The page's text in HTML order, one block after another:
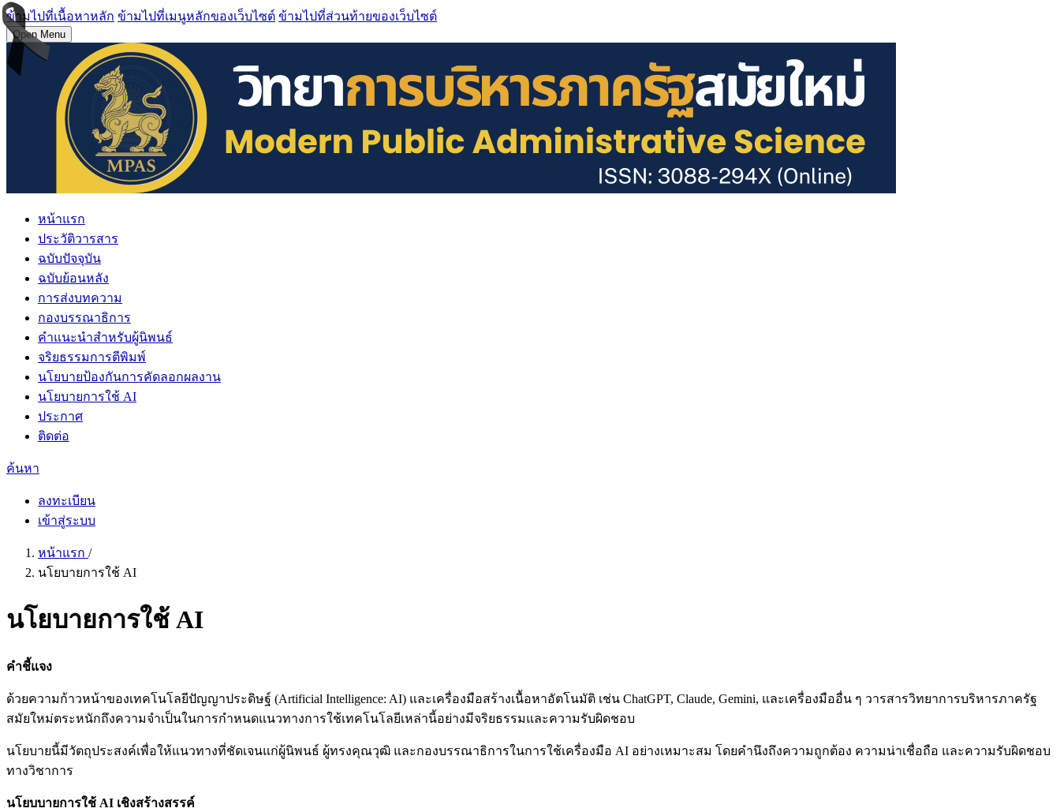
ข้ามไปที่เนื้อหาหลัก ข้ามไปที่เมนูหลักของเว็บไซต์ ข้ามไปที่ส่วนท้ายของเว็บไซต์
Open Menu
หน้าแรก
ประวัติวารสาร
ฉบับปัจจุบัน
ฉบับย้อนหลัง
การส่งบทความ
กองบรรณาธิการ
คำแนะนำสำหรับผู้นิพนธ์
จริยธรรมการตีพิมพ์
นโยบายป้องกันการคัดลอกผลงาน
นโยบายการใช้ AI
ประกาศ
ติดต่อ
ค้นหา
ลงทะเบียน
เข้าสู่ระบบ
หน้าแรก /
นโยบายการใช้ AI
นโยบายการใช้ AI
คำชี้แจง
ด้วยความก้าวหน้าของเทคโนโลยีปัญญาประดิษฐ์ (Artificial Intelligence: AI) และเครื่องมือสร้างเนื้อหาอัตโนมัติ เช่น ChatGPT, Claude, Gemini, และเครื่องมืออื่น ๆ วารสารวิทยาการบริหารภาครัฐ
สมัยใหม่ตระหนักถึงความจำเป็นในการกำหนดแนวทางการใช้เทคโนโลยีเหล่านี้อย่างมีจริยธรรมและความรับผิดชอบ
นโยบายนี้มีวัตถุประสงค์เพื่อให้แนวทางที่ชัดเจนแก่ผู้นิพนธ์ ผู้ทรงคุณวุฒิ และกองบรรณาธิการในการใช้เครื่องมือ AI อย่างเหมาะสม โดยคำนึงถึงความถูกต้อง ความน่าเชื่อถือ และความรับผิดชอบ
ทางวิชาการ
นโยบบายการใช้ AI เชิงสร้างสรรค์